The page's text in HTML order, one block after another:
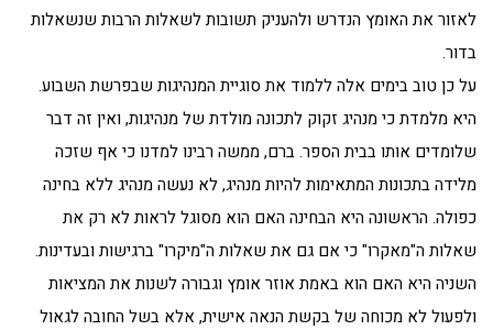
לאזור את האומץ הנדרש ולהעניק תשובות לשאלות הרבות שנשאלות
בדור.
על כן טוב בימים אלה ללמוד את סוגיית המנהיגות שבפרשת השבוע.
היא מלמדת כי מנהיג זקוק לתכונה מולדת של מנהיגות, ואין זה דבר
שלומדים אותו בבית הספר. ברם, ממשה רבינו למדנו כי אף שזכה
מלידה בתכונות המתאימות להיות מנהיג, לא נעשה מנהיג ללא בחינה
כפולה. הראשונה היא הבחינה האם הוא מסוגל לראות לא רק את
שאלות ה"מאקרו" כי אם גם את שאלות ה"מיקרו" ברגישות ובעדינות.
השניה היא האם הוא באמת אוזר אומץ וגבורה לשנות את המציאות
ולפעול לא מכוחה של בקשת הנאה אישית, אלא בשל החובה לגאול